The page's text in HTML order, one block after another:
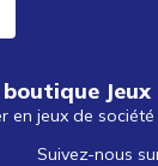
Jeux
en jeux de
Suivez-nous